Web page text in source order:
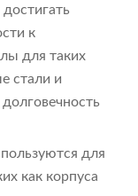
к
для таких
стали и
для
как корпуса